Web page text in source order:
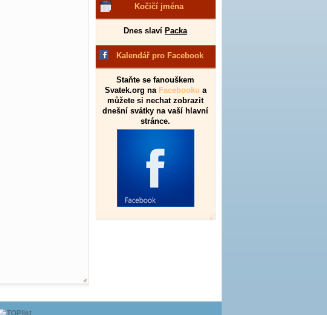
Kočičí jména
Dnes slaví Packa
Kalendář pro Facebook
Staňte se fanouškem
Svatek.org na Facebooku a
můžete si nechat zobrazit
dnešní svátky na vaší hlavní
stránce.